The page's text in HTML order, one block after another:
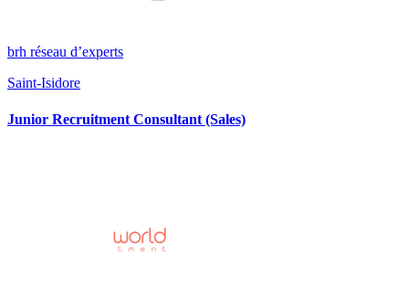
brh réseau d’experts
Saint-Isidore
Junior Recruitment Consultant (Sales)